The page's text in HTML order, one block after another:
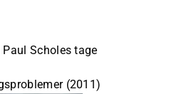
Scholes tage
(2011)